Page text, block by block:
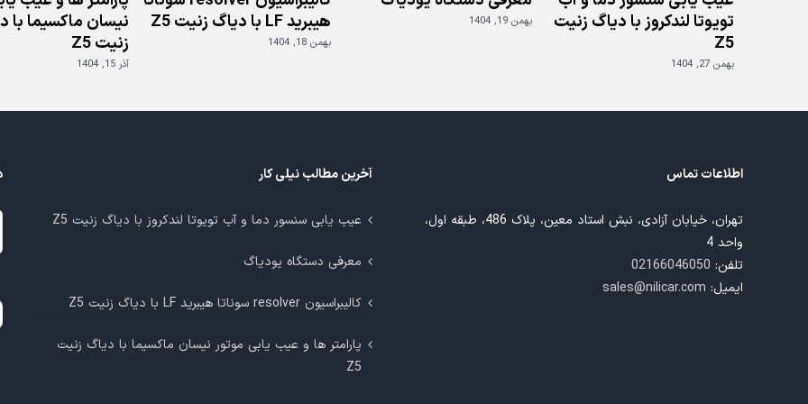
تویوتا لندکروز با دیاگ زنیت
Z5
بهمن 27, 1404
بهمن 19, 1404
هیبرید LF با دیاگ زنیت Z5
بهمن 18, 1404
نیسان ماکسیما با
زنیت Z5
آذر 15, 1404
اطلاعات تماس
تهران، خیابان آزادی، نبش استاد معین، پلاک 486، طبقه اول،
واحد 4
تلفن: 02166046050
ایمیل: sales@nilicar.com
آخرین مطالب نیلی کار
عیب یابی سنسور دما و آب تویوتا لندکروز با دیاگ زنیت Z5
معرفی دستگاه یودیاگ
کالیبراسیون resolver سوناتا هیبرید LF با دیاگ زنیت Z5
پارامتر ها و عیب یابی موتور نیسان ماکسیما با دیاگ زنیت
Z5